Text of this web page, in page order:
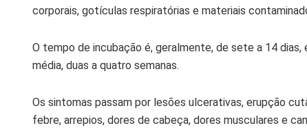
corporais, gotículas respiratórias e materiais
O tempo de incubação é, geralmente, de sete a 14
média, duas a quatro semanas.
Os sintomas passam por lesões ulcerativas, erupção
febre, arrepios, dores de cabeça, dores musculares e